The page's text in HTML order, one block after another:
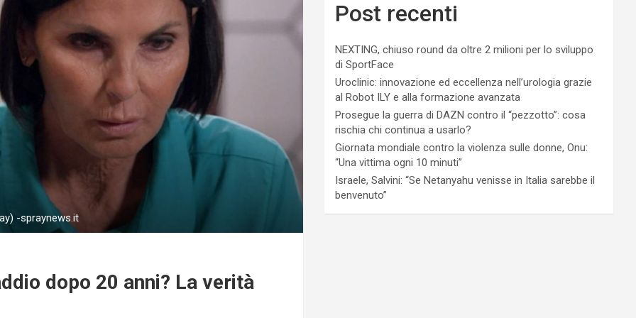
-spraynews.it
dopo 20 anni? La verità
Post recenti
NEXTING, chiuso round da oltre 2 milioni per lo sviluppo
di SportFace
Uroclinic: innovazione ed eccellenza nell’urologia grazie
al Robot ILY e alla formazione avanzata
Prosegue la guerra di DAZN contro il “pezzotto”: cosa
rischia chi continua a usarlo?
Giornata mondiale contro la violenza sulle donne, Onu:
“Una vittima ogni 10 minuti”
Israele, Salvini: “Se Netanyahu venisse in Italia sarebbe il
benvenuto”